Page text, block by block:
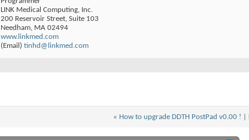
LINK Medical Computing, Inc.
200 Reservoir Street, Suite 103
Needham, MA 02494
www.linkmed.com
(Email) tinhd@linkmed.com
« How to upgrade DDTH PostPad v0.00 !